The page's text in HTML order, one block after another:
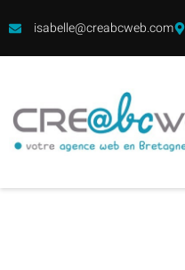
isabelle@creabcweb.com